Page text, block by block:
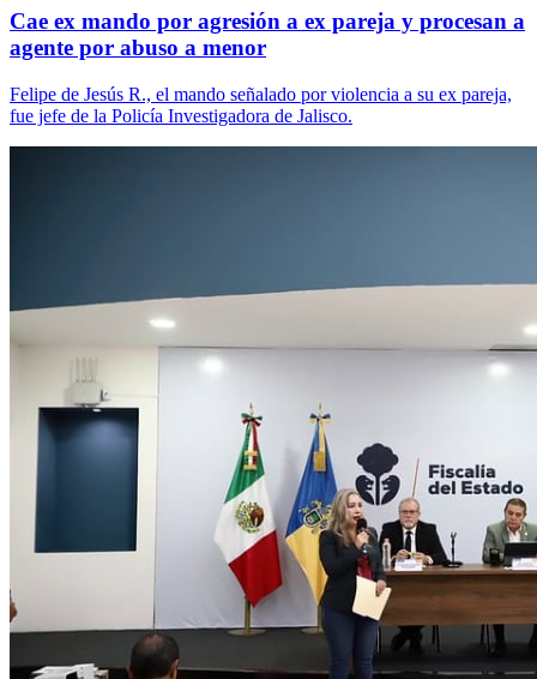
Cae ex mando por agresión a ex pareja y procesan a
agente por abuso a menor
Felipe de Jesús R., el mando señalado por violencia a su ex pareja,
fue jefe de la Policía Investigadora de Jalisco.